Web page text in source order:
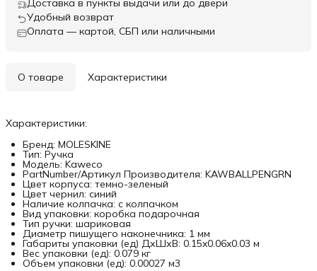
Доставка в пункты выдачи или до двери
Удобный возврат
Оплата — картой, СБП или наличными
О товаре Характеристики
Характеристики:
Бренд: MOLESKINE
Тип: Ручка
Модель: Kaweco
PartNumber/Артикул Производителя: KAWBALLPENGRN
Цвет корпуса: темно-зеленый
Цвет чернил: синий
Наличие колпачка: с колпачком
Вид упаковки: коробка подарочная
Тип ручки: шариковая
Диаметр пишущего наконечника: 1 мм
Габариты упаковки (ед) ДхШхВ: 0.15x0.06x0.03 м
Вес упаковки (ед): 0.079 кг
Объем упаковки (ед): 0.00027 м3